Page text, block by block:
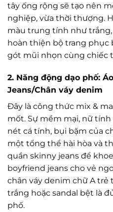
tây ống rộng sẽ tạo nên
nghiệp, vừa thời thượng.
màu trung tính như trắng,
hoàn thiện bộ trang phục
gót mũi nhọn cùng chiếc
2. Năng động dạo phố:
Jeans/Chân váy denim
Đây là công thức mix &
mốt. Sự mềm mại, nữ tính
nét cá tính, bụi bặm của
một tổng thể hài hòa và
quần skinny jeans để
boyfriend jeans cho vẻ
chân váy denim chữ A trẻ
trắng hoặc sandal bệt là
phố.